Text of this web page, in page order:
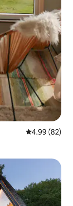
平均评分 4.99
4.99 (82)